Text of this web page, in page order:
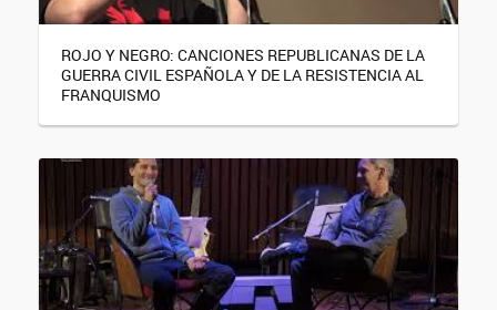
ROJO Y NEGRO: CANCIONES REPUBLICANAS DE LA
GUERRA CIVIL ESPAÑOLA Y DE LA RESISTENCIA AL
FRANQUISMO